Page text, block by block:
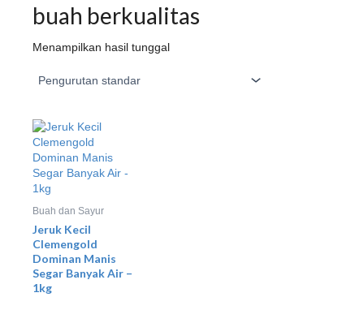
buah berkualitas
Menampilkan hasil tunggal
Buah dan Sayur
Jeruk Kecil
Clemengold
Dominan Manis
Segar Banyak Air –
1kg